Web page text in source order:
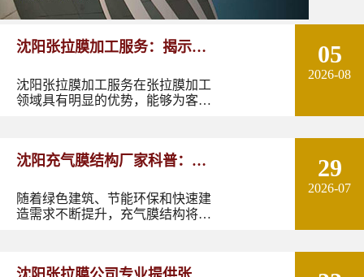
沈阳张拉膜加工服务：揭示张
拉膜加工的实用优势
沈阳张拉膜加工服务在张拉膜加工
领域具有明显的优势，能够为客户
发出独特的魅力。
05
2026-08
沈阳充气膜结构厂家科普：了
解充气膜建筑优势、价格及应
用领域
随着绿色建筑、节能环保和快速建
造需求不断提升，充气膜结构将在
29
2026-07